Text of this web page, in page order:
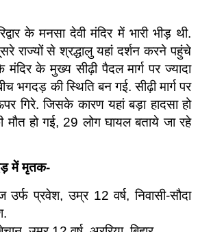
के मनसा देवी मंदिर में भारी भीड़ थी.
राज्यों से श्रद्धालु यहां दर्शन करने पहुंचे
मंदिर के मुख्य सीढ़ी पैदल मार्ग पर ज्यादा
भगदड़ की स्थिति बन गई. सीढ़ी मार्ग पर
गिरे. जिसके कारण यहां बड़ा हादसा हो
मौत हो गई, 29 लोग घायल बताये जा रहे
में मृतक-
प्रवेश, उम्र 12 वर्ष, निवासी-सौदा